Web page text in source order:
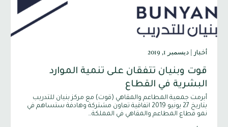
أخبار ديسمبر 1, 2019
قوت وبنيان تتفقان على تنمية الموارد
البشرية في القطاع
أبرمت جمعية المطاعم والمقاهي (قوت) مع مركز بنيان للتدريب
بتاريخ 27 يونيو 2019 اتفاقية تعاون مشتركة وهادفة ستساهم في
نمو قطاع المطاعم والمقاهي في المملكة…